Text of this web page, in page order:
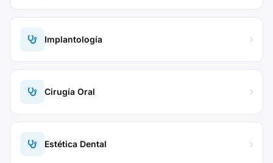
Implantología
Cirugía Oral
Estética Dental